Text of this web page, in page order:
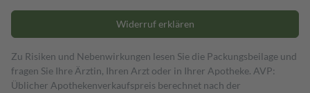
Widerruf erklären
Zu Risiken und Nebenwirkungen lesen Sie die Packungsbeilage und
fragen Sie Ihre Ärztin, Ihren Arzt oder in Ihrer Apotheke. AVP:
Üblicher Apothekenverkaufspreis berechnet nach der